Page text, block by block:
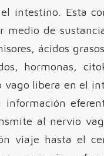
intestino. Esta
medio de
ácidos
hormonas,
vago libera en el
información
al nervio
viaje hasta el